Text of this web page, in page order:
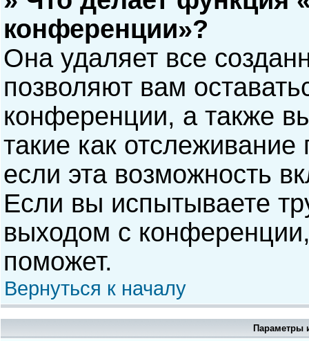
конференции»?
Она удаляет все
позволяют вам
конференции, а также
такие как
если эта возможность
Если вы испытываете
выходом с
поможет.
Вернуться к началу
Параметры